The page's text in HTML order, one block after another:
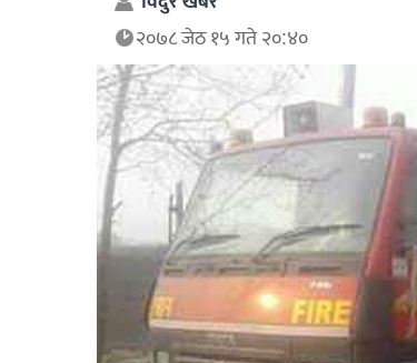
२०७८ जेठ १५ गते २०:४०